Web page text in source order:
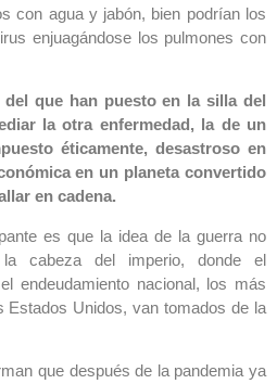
con agua y jabón, bien podrían los
enjuagándose los pulmones con
que han puesto en la silla del
la otra enfermedad, la de un
éticamente, desastroso en
en un planeta convertido
en cadena.
es que la idea de la guerra no
cabeza del imperio, donde el
endeudamiento nacional, los más
Estados Unidos, van tomados de la
que después de la pandemia ya